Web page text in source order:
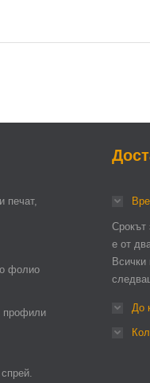
печат,
фолио
профили
Срокът
е от
Всички
До